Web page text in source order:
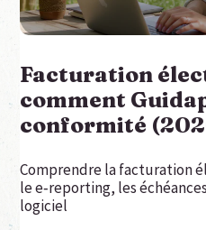
Facturation
comment
conformité
Comprendre la facturation
le e‑reporting, les
logiciel